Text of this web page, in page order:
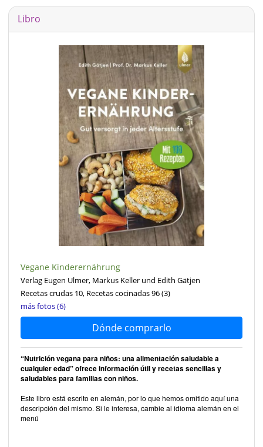
Libro
Vegane Kinderernährung
Verlag Eugen Ulmer, Markus Keller und Edith Gätjen
Recetas crudas 10, Recetas cocinadas 96(3)
más fotos (6)
Dónde comprarlo
“Nutrición vegana para niños: una alimentación saludable a
cualquier edad” ofrece información útil y recetas sencillas y
saludables para familias con niños.
Este libro está escrito en alemán, por lo que hemos omitido aquí una
descripción del mismo. Si le interesa, cambie al idioma alemán en el
menú